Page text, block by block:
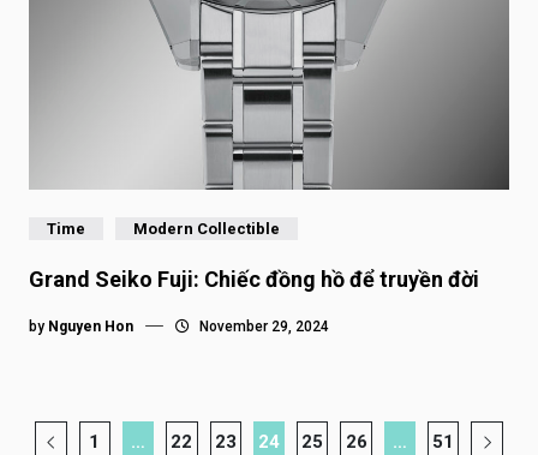
Time Modern Collectible
Grand Seiko Fuji: Chiếc đồng hồ để truyền đời
by Nguyen Hon November 29, 2024
1 … 22 23 24 25 26 … 51